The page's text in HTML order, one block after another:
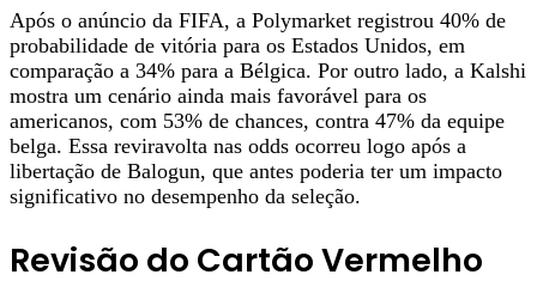
Após o anúncio da FIFA, a Polymarket registrou 40% de
probabilidade de vitória para os Estados Unidos, em
comparação a 34% para a Bélgica. Por outro lado, a Kalshi
mostra um cenário ainda mais favorável para os
americanos, com 53% de chances, contra 47% da equipe
belga. Essa reviravolta nas odds ocorreu logo após a
libertação de Balogun, que antes poderia ter um impacto
significativo no desempenho da seleção.
Revisão do Cartão Vermelho